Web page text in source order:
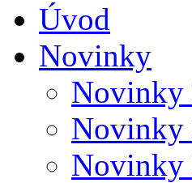
Úvod
Novinky
Novinky
Novinky
Novinky